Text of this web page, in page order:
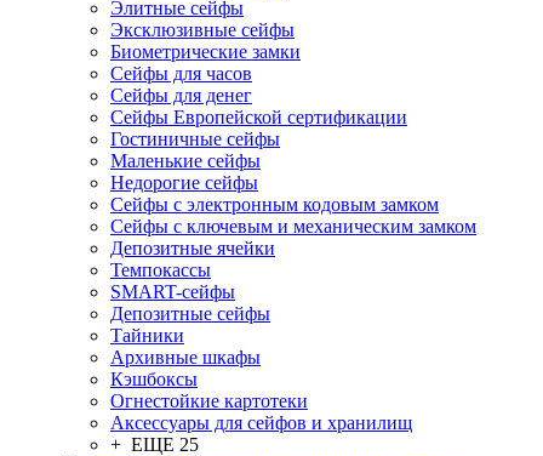
Элитные сейфы
Эксклюзивные сейфы
Биометрические замки
Сейфы для часов
Сейфы для денег
Сейфы Европейской сертификации
Гостиничные сейфы
Маленькие сейфы
Недорогие сейфы
Сейфы с электронным кодовым замком
Сейфы с ключевым и механическим замком
Депозитные ячейки
Темпокассы
SMART-сейфы
Депозитные сейфы
Тайники
Архивные шкафы
Кэшбоксы
Огнестойкие картотеки
Аксессуары для сейфов и хранилищ
+ ЕЩЕ 25